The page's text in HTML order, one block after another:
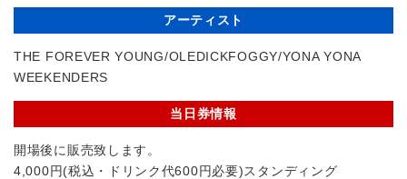
アーティスト
THE FOREVER YOUNG/OLEDICKFOGGY/YONA YONA
WEEKENDERS
当日券情報
開場後に販売致します。
4,000円(税込・ドリンク代600円必要)スタンディング